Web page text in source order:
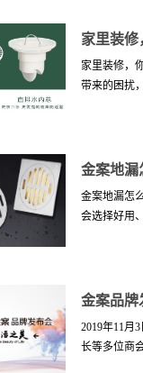
是可以在解
题。做到真
案重力磁吸
部无复杂部
家里装修
家里装修，
带来的困扰
漏。需要用
防返水。可
金案地漏
金案地漏怎
会选择好用
案地漏怎么
落水口，让
设计，绝无
金案品牌
2019年11月
长等多位商